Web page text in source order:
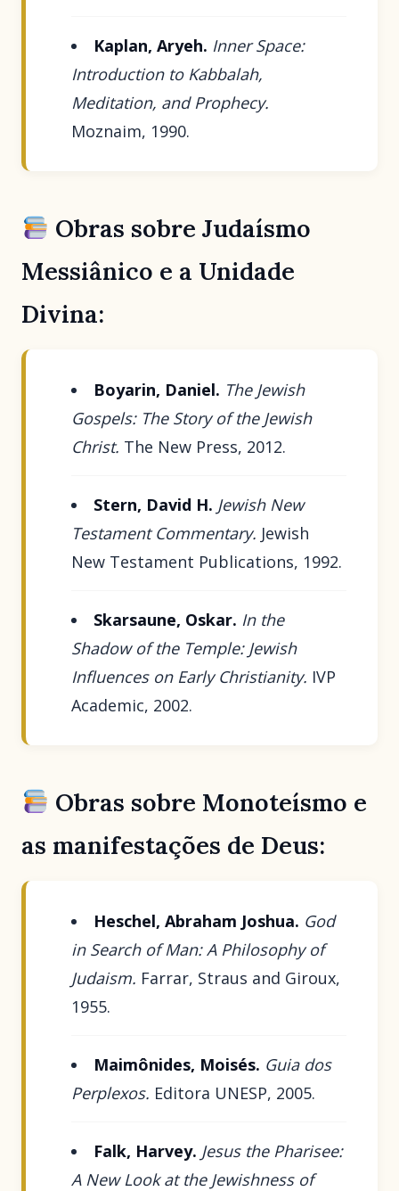
Kaplan, Aryeh. Inner Space:
Introduction to Kabbalah,
Meditation, and Prophecy.
Moznaim, 1990.
Obras sobre Judaísmo
Messiânico e a Unidade
Divina:
Boyarin, Daniel. The Jewish
Gospels: The Story of the Jewish
Christ. The New Press, 2012.
Stern, David H. Jewish New
Testament Commentary. Jewish
New Testament Publications, 1992.
Skarsaune, Oskar. In the
Shadow of the Temple: Jewish
Influences on Early Christianity. IVP
Academic, 2002.
Obras sobre Monoteísmo e
as manifestações de Deus:
Heschel, Abraham Joshua. God
in Search of Man: A Philosophy of
Judaism. Farrar, Straus and Giroux,
1955.
Maimônides, Moisés. Guia dos
Perplexos. Editora UNESP, 2005.
Falk, Harvey. Jesus the Pharisee:
A New Look at the Jewishness of